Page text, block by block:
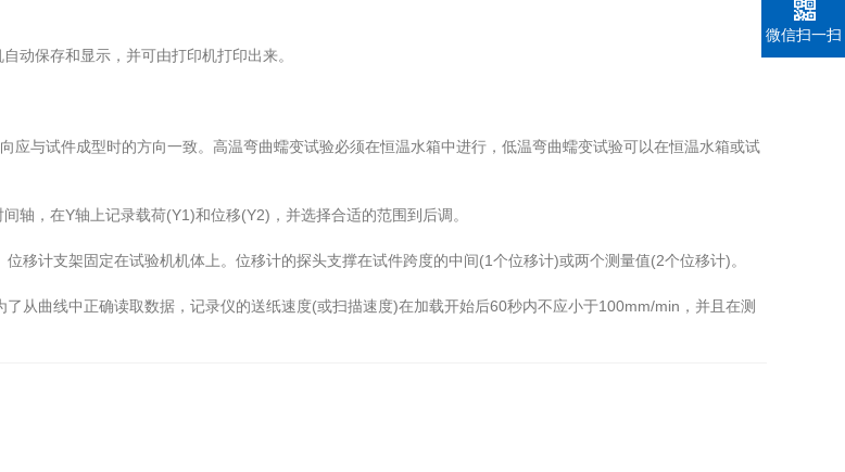
保存和显示，并可由打印机打印出来。
与试件成型时的方向一致。高温弯曲蠕变试验必须在恒温水箱中进行，低温弯曲蠕变试验可以在恒温水箱或试
，在Y轴上记录载荷(Y1)和位移(Y2)，并选择合适的范围到后调。
计支架固定在试验机机体上。位移计的探头支撑在试件跨度的中间(1个位移计)或两个测量值(2个位移计)。
曲线中正确读取数据，记录仪的送纸速度(或扫描速度)在加载开始后60秒内不应小于100mm/min，并且在测
微信扫一扫